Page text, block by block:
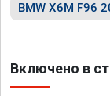
BMW X6M F96
Включено в